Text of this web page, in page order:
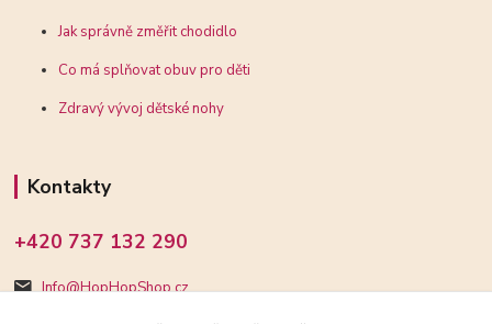
Jak správně změřit chodidlo
Co má splňovat obuv pro děti
Zdravý vývoj dětské nohy
Kontakty
+420 737 132 290
Info@HopHopShop.cz